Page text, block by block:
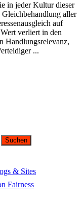
in jeder Kultur dieser
aller
auf
verliert in den
Handlungsrelevanz,
...
& Sites
Fairness